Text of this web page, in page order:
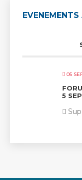
EVENEMENTS
05
5